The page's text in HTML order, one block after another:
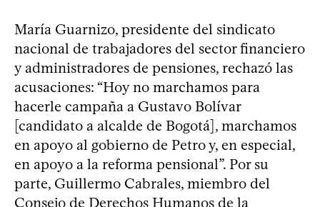
María Guarnizo, presidente del sindicato
nacional de trabajadores del sector financiero
y administradores de pensiones, rechazó las
acusaciones: “Hoy no marchamos para
hacerle campaña a Gustavo Bolívar
[candidato a alcalde de Bogotá], marchamos
en apoyo al gobierno de Petro y, en especial,
en apoyo a la reforma pensional”. Por su
parte, Guillermo Cabrales, miembro del
Consejo de Derechos Humanos de la